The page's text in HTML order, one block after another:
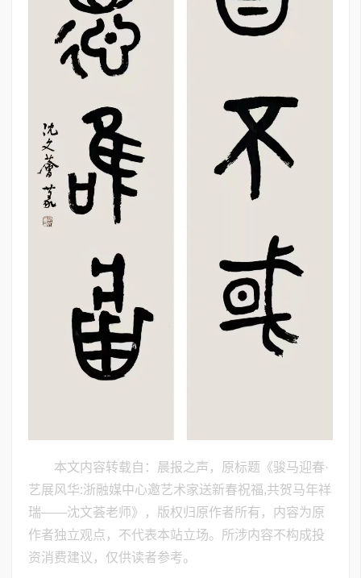
本文内容转载自：晨报之声，原标题《骏马迎春·
艺展风华:浙融媒中心邀艺术家送新春祝福,共贺马年祥
瑞——沈文荟老师》，版权归原作者所有，内容为原
作者独立观点，不代表本站立场。所涉内容不构成投
资消费建议，仅供读者参考。